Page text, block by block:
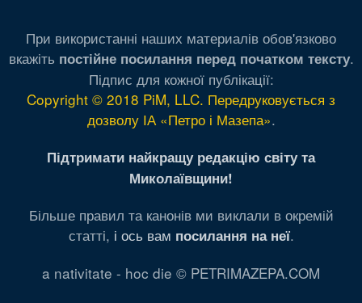
При використанні наших материалів обов'язково
вкажіть постійне посилання перед початком тексту.
Підпис для кожної публікації:
Copyright © 2018 PiM, LLC. Передруковується з
дозволу ІА «Петро і Мазепа».
Підтримати найкращу редакцію світу та
Миколаївщини!
Більше правил та канонів ми виклали в окремій
статті, і ось вам посилання на неї.
a nativitate - hoc die © PETRIMAZEPA.COM